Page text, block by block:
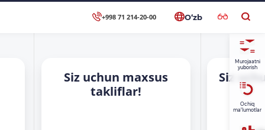
+998 71 214-20-00 O‘zb
Siz uchun maxsus
takliflar!
Siz
Murojaatni
yuborish
Ochiq
ma’lumotlar